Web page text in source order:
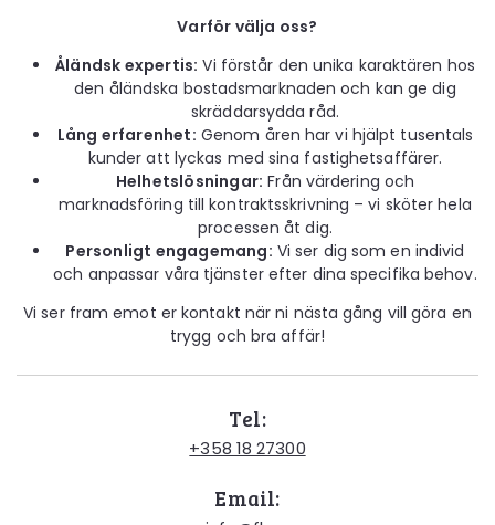
Varför välja oss?
Åländsk expertis: Vi förstår den unika karaktären hos
den åländska bostadsmarknaden och kan ge dig
skräddarsydda råd.
Lång erfarenhet: Genom åren har vi hjälpt tusentals
kunder att lyckas med sina fastighetsaffärer.
Helhetslösningar: Från värdering och
marknadsföring till kontraktsskrivning – vi sköter hela
processen åt dig.
Personligt engagemang: Vi ser dig som en individ
och anpassar våra tjänster efter dina specifika behov.
Vi ser fram emot er kontakt när ni nästa gång vill göra en
trygg och bra affär!
Tel:
+358 18 27300
Email: